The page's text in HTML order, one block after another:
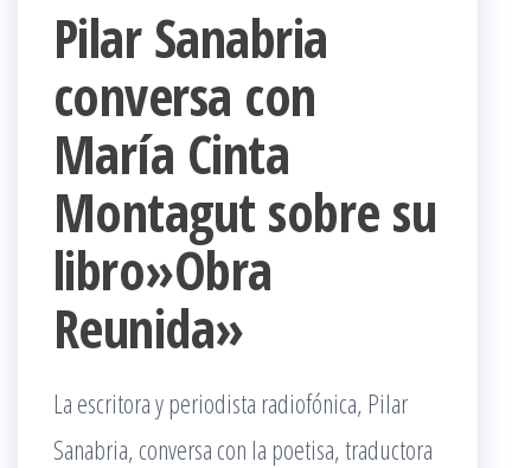
Pilar Sanabria
conversa con
María Cinta
Montagut sobre su
libro»Obra
Reunida»
La escritora y periodista radiofónica, Pilar
Sanabria, conversa con la poetisa, traductora